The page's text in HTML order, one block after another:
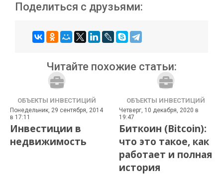
Поделиться с друзьями:
Читайте похожие статьи:
ОБЪЕКТЫ ИНВЕСТИЦИЙ
Понедельник, 29 сентября, 2014
в 17:11
Инвестиции в
недвижимость
ОБЪЕКТЫ ИНВЕСТИЦИЙ
Четверг, 10 декабря, 2020 в
19:47
Биткоин (Bitcoin):
что это такое, как
работает и полная
история